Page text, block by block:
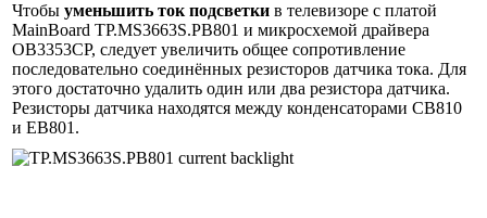
Чтобы уменьшить ток подсветки в телевизоре с платой
MainBoard TP.MS3663S.PB801 и микросхемой драйвера
OB3353CP, следует увеличить общее сопротивление
последовательно соединённых резисторов датчика тока. Для
этого достаточно удалить один или два резистора датчика.
Резисторы датчика находятся между конденсаторами CB810
и EB801.